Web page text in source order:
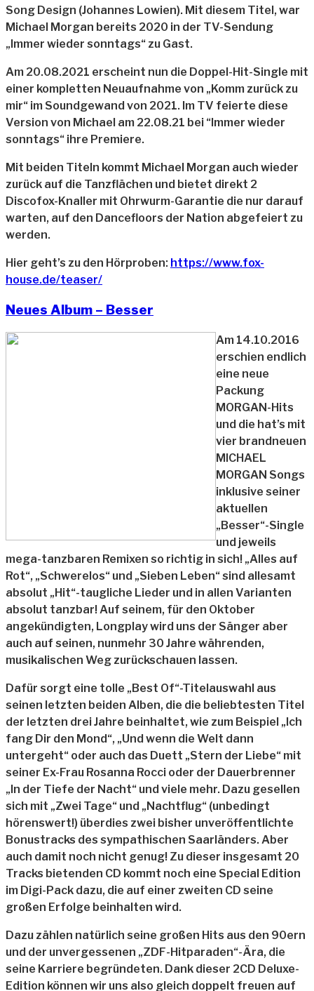
Song Design (Johannes Lowien). Mit diesem Titel, war
Michael Morgan bereits 2020 in der TV-Sendung
„Immer wieder sonntags“ zu Gast.
Am 20.08.2021 erscheint nun die Doppel-Hit-Single mit
einer kompletten Neuaufnahme von „Komm zurück zu
mir“ im Soundgewand von 2021. Im TV feierte diese
Version von Michael am 22.08.21 bei “Immer wieder
sonntags“ ihre Premiere.
Mit beiden Titeln kommt Michael Morgan auch wieder
zurück auf die Tanzflächen und bietet direkt 2
Discofox-Knaller mit Ohrwurm-Garantie die nur darauf
warten, auf den Dancefloors der Nation abgefeiert zu
werden.
Hier geht’s zu den Hörproben: https://www.fox-
house.de/teaser/
Neues Album – Besser
Am 14.10.2016
erschien endlich
eine neue
Packung
MORGAN-Hits
und die hat’s mit
vier brandneuen
MICHAEL
MORGAN Songs
inklusive seiner
aktuellen
„Besser“-Single
und jeweils
mega-tanzbaren Remixen so richtig in sich! „Alles auf
Rot“, „Schwerelos“ und „Sieben Leben“ sind allesamt
absolut „Hit“-taugliche Lieder und in allen Varianten
absolut tanzbar! Auf seinem, für den Oktober
angekündigten, Longplay wird uns der Sänger aber
auch auf seinen, nunmehr 30 Jahre währenden,
musikalischen Weg zurückschauen lassen.
Dafür sorgt eine tolle „Best Of“-Titelauswahl aus
seinen letzten beiden Alben, die die beliebtesten Titel
der letzten drei Jahre beinhaltet, wie zum Beispiel „Ich
fang Dir den Mond“, „Und wenn die Welt dann
untergeht“ oder auch das Duett „Stern der Liebe“ mit
seiner Ex-Frau Rosanna Rocci oder der Dauerbrenner
„In der Tiefe der Nacht“ und viele mehr. Dazu gesellen
sich mit „Zwei Tage“ und „Nachtflug“ (unbedingt
hörenswert!) überdies zwei bisher unveröffentlichte
Bonustracks des sympathischen Saarländers. Aber
auch damit noch nicht genug! Zu dieser insgesamt 20
Tracks bietenden CD kommt noch eine Special Edition
im Digi-Pack dazu, die auf einer zweiten CD seine
großen Erfolge beinhalten wird.
Dazu zählen natürlich seine großen Hits aus den 90ern
und der unvergessenen „ZDF-Hitparaden“-Ära, die
seine Karriere begründeten. Dank dieser 2CD Deluxe-
Edition können wir uns also gleich doppelt freuen auf